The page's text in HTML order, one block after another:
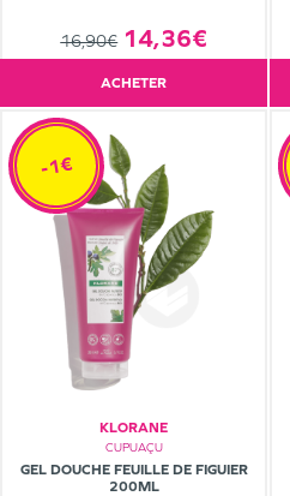
16,90€ 14,36€
ACHETER
KLORANE
CUPUAÇU
GEL DOUCHE FEUILLE DE FIGUIER
200ML
-1€